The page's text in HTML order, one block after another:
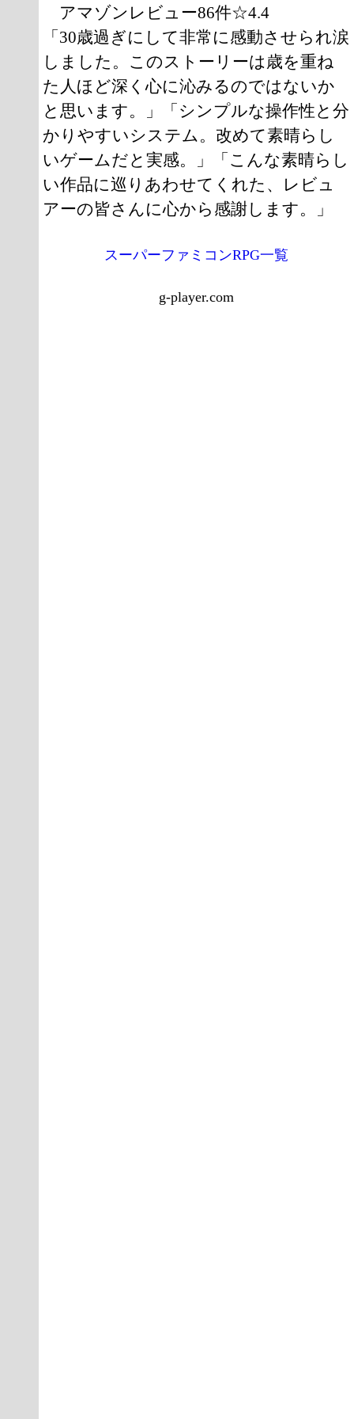
アマゾンレビュー86件☆4.4
「30歳過ぎにして非常に感動させられ涙
しました。このストーリーは歳を重ね
た人ほど深く心に沁みるのではないか
と思います。」「シンプルな操作性と分
かりやすいシステム。改めて素晴らし
いゲームだと実感。」「こんな素晴らし
い作品に巡りあわせてくれた、レビュ
アーの皆さんに心から感謝します。」
スーパーファミコンRPG一覧
g-player.com